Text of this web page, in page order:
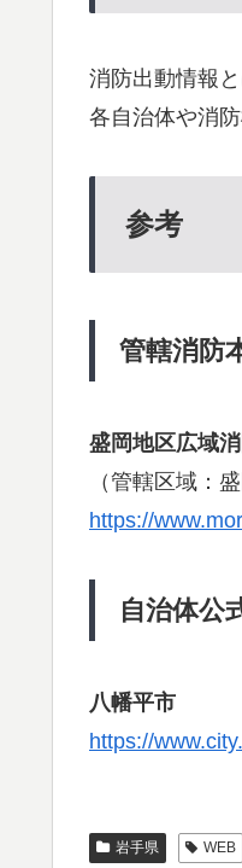
消防出動情報
各自治体や消
参考
管轄消防
盛岡地区広域
（管轄区域：
https://
自治体公
八幡平市
https://
岩手県 WEB